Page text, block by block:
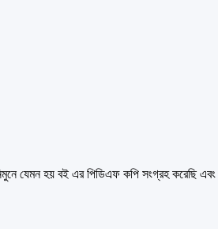
যেমন হয় বই এর পিডিএফ কপি সংগ্রহ করেছি